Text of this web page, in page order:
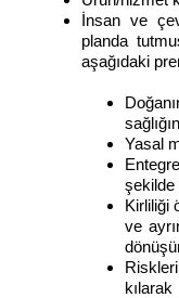
İnsan ve
planda
aşağıdaki
Yasal
şekilde
Kirliliği
ve